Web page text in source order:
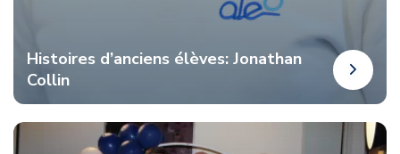
Histoires d’anciens élèves: Jonathan
Collin